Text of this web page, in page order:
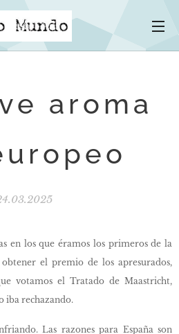
aroma
en los que éramos los primeros de la
el premio de los apresurados,
votamos el Tratado de Maastricht,
iba rechazando.
Las razones para España son